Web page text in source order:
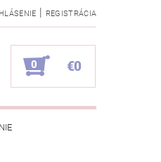
| REGISTRÁCIA
0 €0